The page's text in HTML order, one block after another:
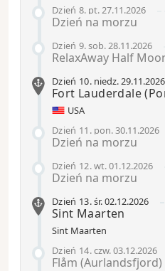
Dzień 8. pt.27.11.2026
Dzień na morzu
Dzień 9.sob.28.11.2026
RelaxAway Half
Dzień 10. niedz.29.11.2026
Fort Lauderdale
USA
Dzień 11 . pon.30.11.2026
Dzień na morzu
Dzień 12.wt.01.12.2026
Dzień na morzu
Dzień 13.śr.02.12.2026
Sint Maarten
Sint Maarten
Dzień 14.czw.03.12.2026
Flåm (Aurlandsfjord)